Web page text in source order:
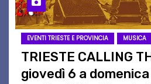
EVENTI TRIESTE E PROVINCIA MUSICA
TRIESTE CALLING
giovedì 6 a